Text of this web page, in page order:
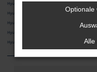
Hyundai SANTA FE Neuwagen Regensburg
Hyundai TUCSON Neuwagen Regensburg
Hyundai BAYON Neuwagen Regensburg
Hyundai IONIQ 5 Neuwagen Regensburg
Hyundai INSTER Neuwagen Regensburg
Optionale
Alle